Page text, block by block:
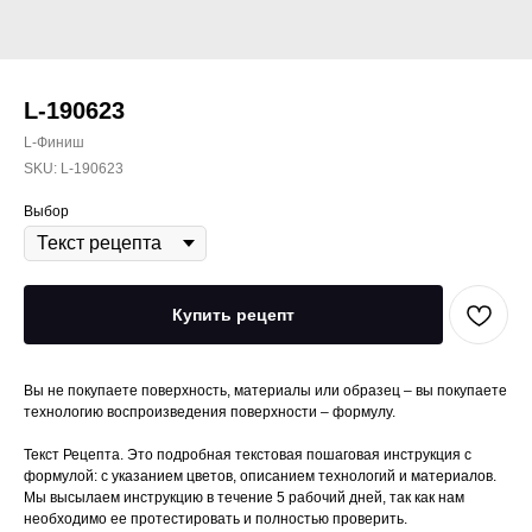
L-190623
L-Финиш
SKU: L-190623
Выбор
Купить рецепт
Вы не покупаете поверхность, материалы или образец – вы покупаете
технологию воспроизведения поверхности – формулу.
Текст Рецепта. Это подробная текстовая пошаговая инструкция с
формулой: с указанием цветов, описанием технологий и материалов.
Мы высылаем инструкцию в течение 5 рабочий дней, так как нам
необходимо ее протестировать и полностью проверить.